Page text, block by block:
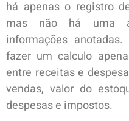
há apenas o registro
mas não há uma
informações
fazer um calculo
entre receitas e
vendas, valor do
despesas e impostos.